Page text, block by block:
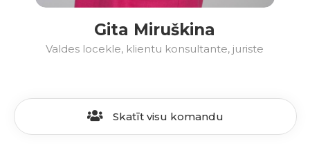
Gita Miruškina
Valdes locekle, klientu konsultante, juriste
Skatīt visu komandu